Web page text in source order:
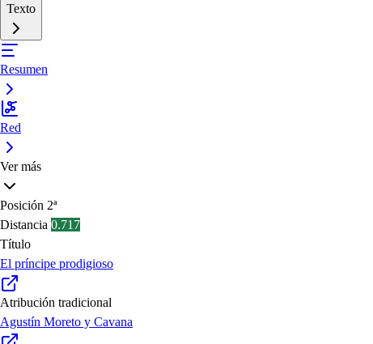
Texto
Resumen
Red
Ver más
Posición 2ª
Distancia 0.717
Título
El príncipe prodigioso
Atribución tradicional
Agustín Moreto y Cavana